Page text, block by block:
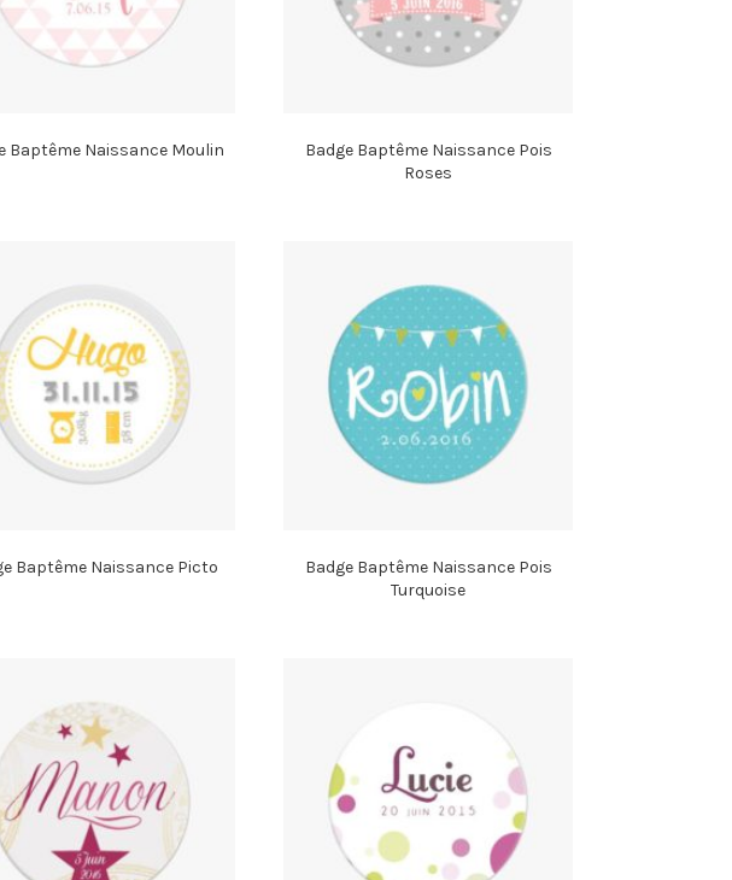
Baptême Naissance Moulin
Badge Baptême Naissance Pois
Roses
Baptême Naissance Picto
Badge Baptême Naissance Pois
Turquoise